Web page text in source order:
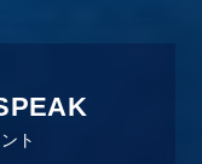
ト